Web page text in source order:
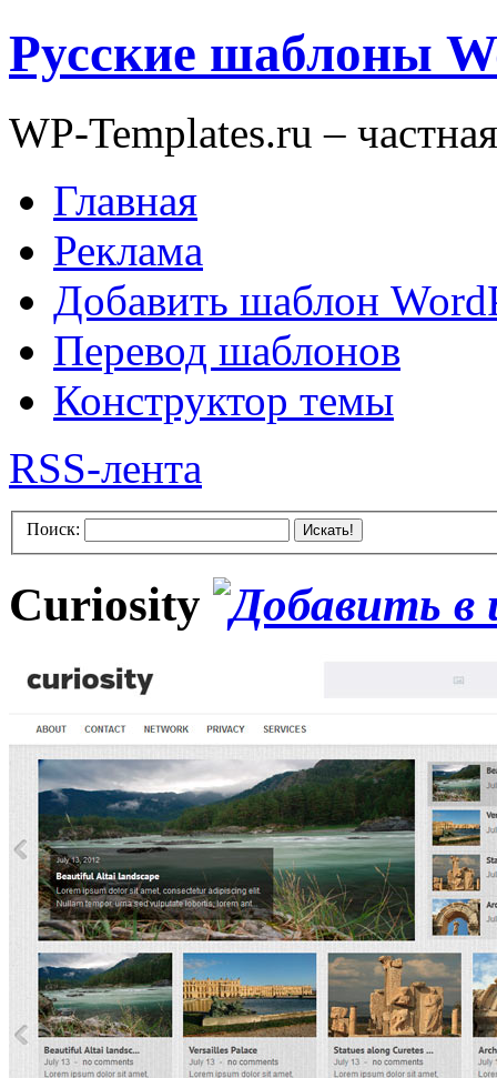
Русские шаблоны
WP-Templates.ru –
Главная
Реклама
Добавить шаблон
Перевод шаблонов
Конструктор темы
RSS-лента
Поиск: Искать!
Curiosity